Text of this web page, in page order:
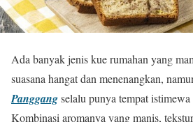
Ada banyak jenis kue rumahan yang
suasana hangat dan menenangkan,
Panggangselalu punya tempat
Kombinasi aromanya yang manis,